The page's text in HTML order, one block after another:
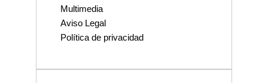
Multimedia
Aviso Legal
Política de privacidad